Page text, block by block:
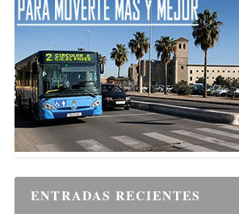
ENTRADAS RECIENTES